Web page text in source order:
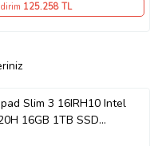
125.258TL
Slim 3 16IRH10 Intel
16GB 1TB SSD
Taşınabilir